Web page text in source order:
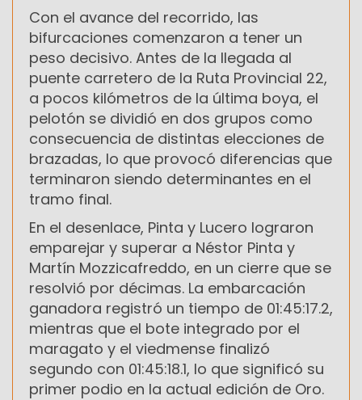
Con el avance del recorrido, las
bifurcaciones comenzaron a tener un
peso decisivo. Antes de la llegada al
puente carretero de la Ruta Provincial 22,
a pocos kilómetros de la última boya, el
pelotón se dividió en dos grupos como
consecuencia de distintas elecciones de
brazadas, lo que provocó diferencias que
terminaron siendo determinantes en el
tramo final.
En el desenlace, Pinta y Lucero lograron
emparejar y superar a Néstor Pinta y
Martín Mozzicafreddo, en un cierre que se
resolvió por décimas. La embarcación
ganadora registró un tiempo de 01:45:17.2,
mientras que el bote integrado por el
maragato y el viedmense finalizó
segundo con 01:45:18.1, lo que significó su
primer podio en la actual edición de Oro.